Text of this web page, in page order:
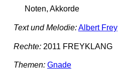
Noten, Akkorde
Text und Melodie:Albert Frey
Rechte:2011 FREYKLANG
Themen: Gnade